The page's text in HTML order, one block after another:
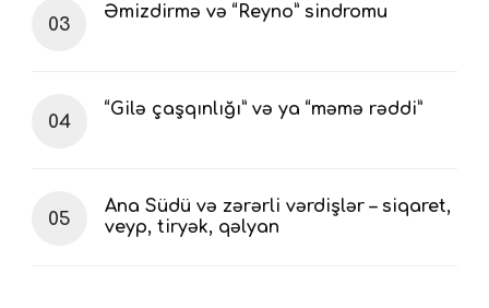
Əmizdirmə və “Reyno” sindromu
“Gilə çaşqınlığı” və ya “məmə rəddi”
Ana Südü və zərərli vərdişlər – siqaret,
veyp, tiryək, qəlyan